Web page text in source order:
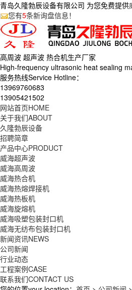
青岛久隆勃辰设备有限公司 为您免费提供
您有5条新询盘信息！
高周波 超声波 热合机生产厂家
High-frequency ultrasonic heat sealing
服务热线Service Hotline：
13969760683
13905421502
网站首页HOME
关于我们ABOUT
久隆勃辰设备
招聘简章
产品中心PRODUCT
威海超声波
威海高周波
威海热合机
威海热熔焊接机
威海热板机
威海旋熔机
威海吸塑包装封口机
威海无纺布包装封口机
新闻资讯NEWS
公司新闻
行业动态
工程案例CASE
联系我们CONTACT US